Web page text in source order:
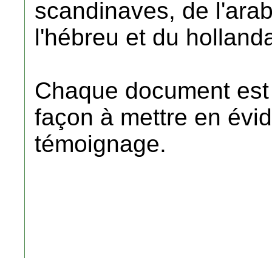
scandinaves, de
l'hébreu et du
Chaque document
façon à mettre en
témoignage.